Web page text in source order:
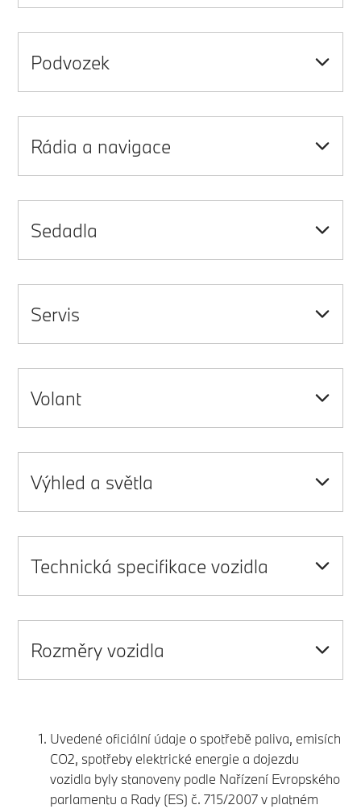
Podvozek
Rádia a navigace
Sedadla
Servis
Volant
Výhled a světla
Technická specifikace vozidla
Rozměry vozidla
Uvedené oficiální údaje o spotřebě paliva, emisích
CO2, spotřeby elektrické energie a dojezdu
vozidla byly stanoveny podle Nařízení Evropského
parlamentu a Rady (ES) č. 715/2007 v platném